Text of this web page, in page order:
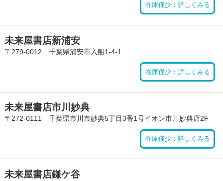
在庫僅少：詳しくみる
未来屋書店新浦安
〒279-0012 千葉県浦安市入船1-4-1
在庫僅少：詳しくみる
未来屋書店市川妙典
〒272-0111 千葉県市川市妙典5丁目3番1号イオン市川妙典店2F
在庫僅少：詳しくみる
未来屋書店鎌ケ谷